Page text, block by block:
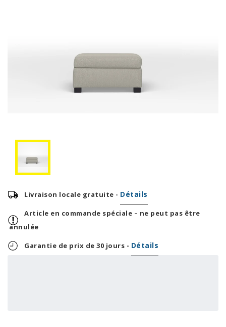
Livraison locale gratuite - Détails
Article en commande spéciale – ne peut pas être
annulée
Garantie de prix de 30 jours - Détails